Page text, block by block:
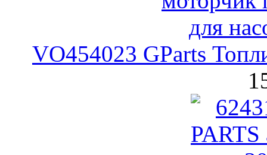
VO454023 GParts